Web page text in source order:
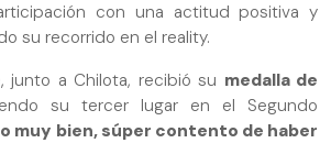
con una actitud positiva y
su recorrido en el reality.
junto a Chilota, recibió su medalla de
su tercer lugar en el Segundo
muy bien, súper contento de haber